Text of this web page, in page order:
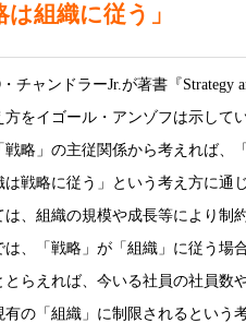
組織に従う」
ャンドラーJr.が著書『Strategy
をイゴール・アンゾフは示して
略」の主従関係から考えれば、
戦略に従う」という考え方に通
、組織の規模や成長等により制
、「戦略」が「組織」に従う場
らえれば、今いる社員の社員数
の「組織」に制限されるという